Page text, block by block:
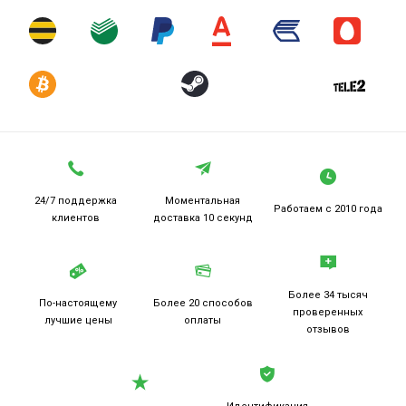
продолжительного расширения режима карьеры, до
обновлений и усовершенствований трека и включения нового
игрового режима «Чемпионаты», нет недостатка в
захватывающих изменениях И дополнения в F1 2017. И это
24/7 поддержка
клиентов
Моментальная
доставка 10 секунд
Работаем с 2010 года
По-настоящему
лучшие цены
Более 20 способов
оплаты
Более 34 тысяч
проверенных
отзывов